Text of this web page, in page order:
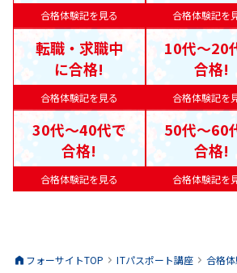
合格体験記を見る 合格体験記を
合格体験記を見る
転職・求職中
に合格!
合格体験記を
10代〜20
合格!
合格体験記を見る
30代〜40代で
合格!
合格体験記を
50代〜60
合格!
フォーサイトTOP ITパスポート講座
合格